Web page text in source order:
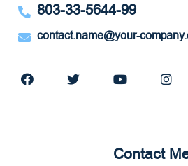
803-33-5644-99
contact.name@your-
Contact